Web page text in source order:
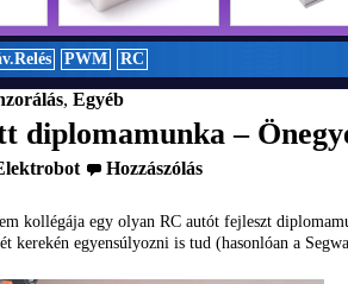
PWM RC
, Egyéb
diplomamunka –
Hozzászólás
kollégája egy olyan RC autót fejleszt
kerekén egyensúlyozni is tud (hasonlóan a